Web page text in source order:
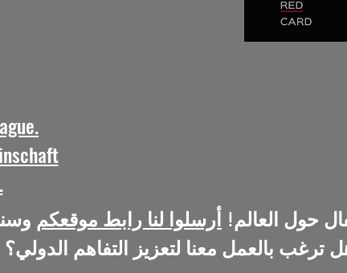
ترغب بالعمل معنا لتعزيز التفاهم الدولي؟
حول العالم! أرسلوا لنا رابط موقعكم